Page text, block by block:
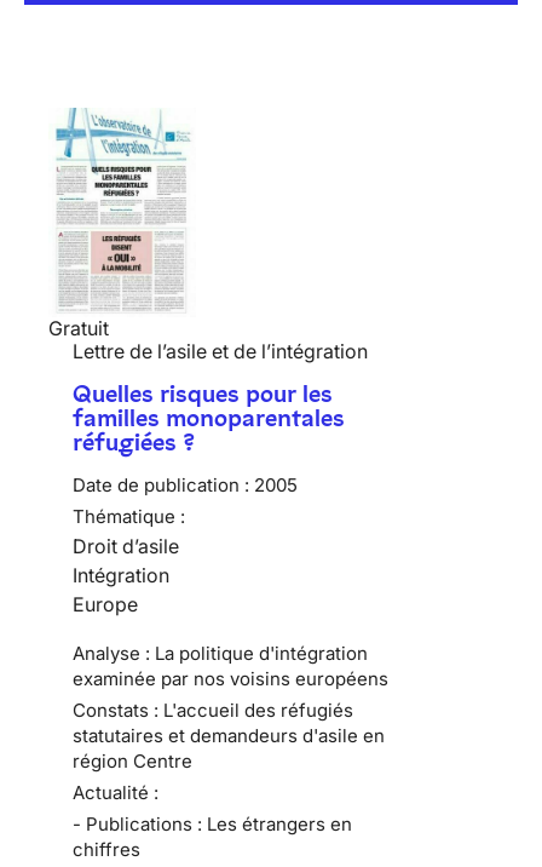
Gratuit
Lettre de l’asile et de l’intégration
Quelles risques pour les
familles monoparentales
réfugiées ?
Date de publication : 2005
Thématique :
Droit d’asile
Intégration
Europe
Analyse : La politique d'intégration
examinée par nos voisins européens
Constats : L'accueil des réfugiés
statutaires et demandeurs d'asile en
région Centre
Actualité :
- Publications : Les étrangers en
chiffres